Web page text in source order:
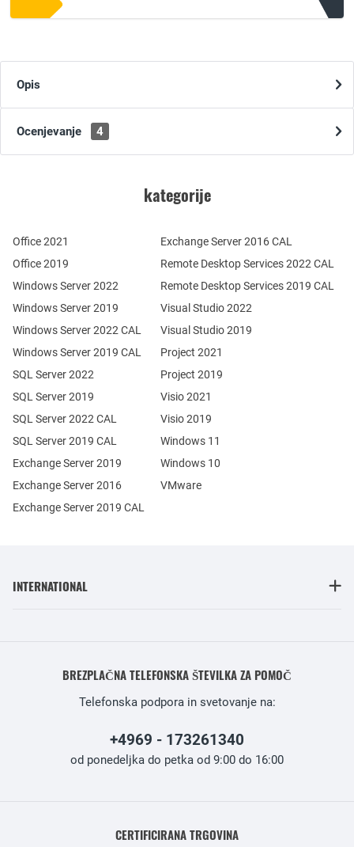
Opis
Ocenjevanje 4
kategorije
Office 2021
Office 2019
Windows Server 2022
Windows Server 2019
Exchange Server 2019
Exchange Server 2016
SQL Server 2022
SQL Server 2019
Windows Server 2022 CAL
Windows Server 2019 CAL
SQL Server 2022 CAL
SQL Server 2019 CAL
Remote Desktop Services 2022 CAL
Remote Desktop Services 2019 CAL
Exchange Server 2019 CAL
Exchange Server 2016 CAL
Visual Studio 2022
Visual Studio 2019
Project 2021
Project 2019
Visio 2021
Visio 2019
Windows 11
Windows 10
VMware
INTERNATIONAL
BREZPLAČNA TELEFONSKA ŠTEVILKA ZA POMOČ
Telefonska podpora in svetovanje na:
+4969 - 173261340
od ponedeljka do petka od 9:00 do 16:00
CERTIFICIRANA TRGOVINA